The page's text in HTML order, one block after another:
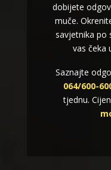
dobijete
muče.
savjetnika po
vas čeka
Saznajte
064/600-
tjednu.